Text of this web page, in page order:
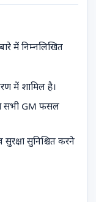
में निम्नलिखित
में शामिल है।
सभी GM फसल
सुनिश्चित करने